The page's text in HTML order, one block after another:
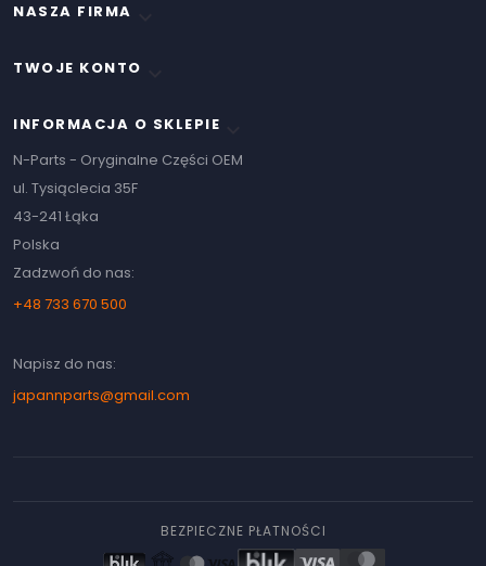
NASZA FIRMA
TWOJE KONTO
INFORMACJA O SKLEPIE
N-Parts - Oryginalne Części OEM
ul. Tysiąclecia 35F
43-241 Łąka
Polska
Zadzwoń do nas:
+48 733 670 500
Napisz do nas:
japannparts@gmail.com
BEZPIECZNE PŁATNOŚCI